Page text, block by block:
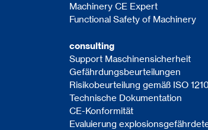
Machinery CE Expert
Functional Safety of Machinery
consulting
Support Maschinensicherheit
Gefährdungsbeurteilungen
Risikobeurteilung gemäß ISO
Technische Dokumentation
CE-Konformität
Evaluierung